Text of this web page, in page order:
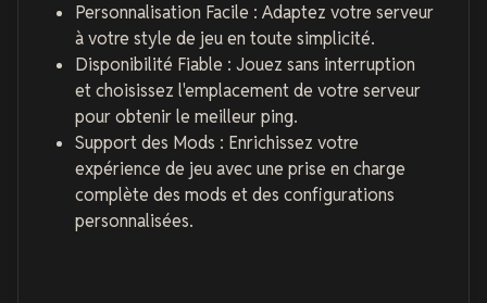
Personnalisation Facile : Adaptez votre serveur
à votre style de jeu en toute simplicité.
Disponibilité Fiable : Jouez sans interruption
et choisissez l'emplacement de votre serveur
pour obtenir le meilleur ping.
Support des Mods : Enrichissez votre
expérience de jeu avec une prise en charge
complète des mods et des configurations
personnalisées.